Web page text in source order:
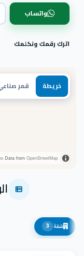
خريطة قمر
Data from OpenStreetMap
واتساب
اترك رقمك ونكلمك
شقة 3